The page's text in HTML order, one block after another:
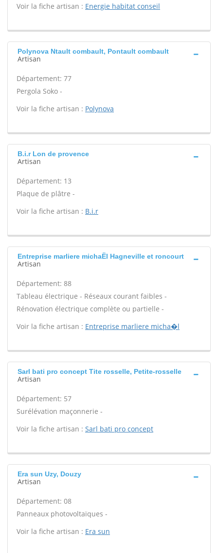
Voir la fiche artisan : Energie habitat conseil
Polynova Ntault combault, Pontault combault
Artisan
Département: 77
Pergola Soko -
Voir la fiche artisan : Polynova
B.i.r Lon de provence
Artisan
Département: 13
Plaque de plâtre -
Voir la fiche artisan : B.i.r
Entreprise marliere michaËl Hagneville et roncourt
Artisan
Département: 88
Tableau électrique - Réseaux courant faibles -
Rénovation électrique complète ou partielle -
Voir la fiche artisan : Entreprise marliere micha�l
Sarl bati pro concept Tite rosselle, Petite-rosselle
Artisan
Département: 57
Surélévation maçonnerie -
Voir la fiche artisan : Sarl bati pro concept
Era sun Uzy, Douzy
Artisan
Département: 08
Panneaux photovoltaïques -
Voir la fiche artisan : Era sun